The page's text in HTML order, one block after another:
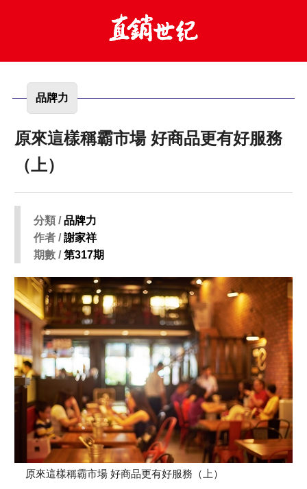
品牌力
原來這樣稱霸市場 好商品更有好服務
（上）
分類 /品牌力
作者 /謝家祥
期數 /第317期
原來這樣稱霸市場 好商品更有好服務（上）